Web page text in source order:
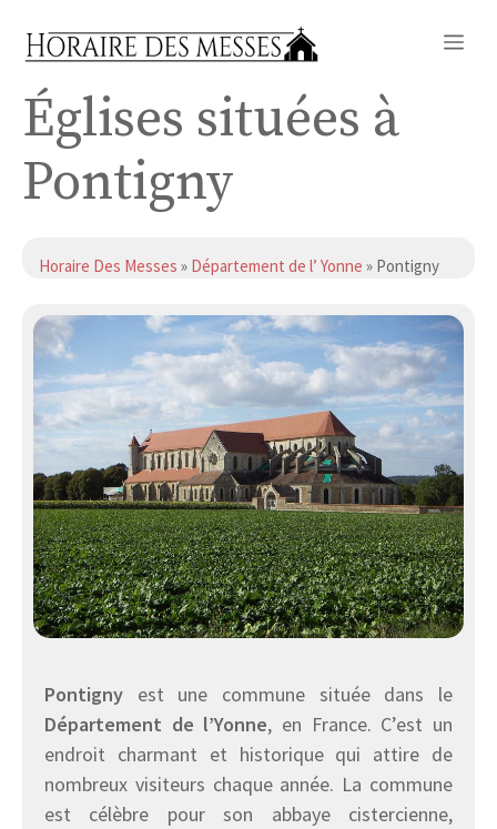
Églises situées à
Pontigny
Horaire Des Messes » Département de l’ Yonne » Pontigny
Pontigny est une commune située dans le
Département de l’Yonne, en France. C’est un
endroit charmant et historique qui attire de
nombreux visiteurs chaque année. La commune
est célèbre pour son abbaye cistercienne,